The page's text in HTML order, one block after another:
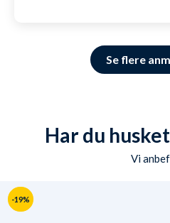
Se flere
Har du
Vi
-19%